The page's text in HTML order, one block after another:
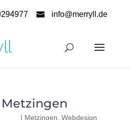
info@merryll.de
| Metzingen Webdesign